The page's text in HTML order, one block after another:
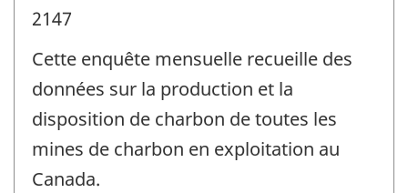
2147
Cette enquête mensuelle recueille des
données sur la production et la
disposition de charbon de toutes les
mines de charbon en exploitation au
Canada.